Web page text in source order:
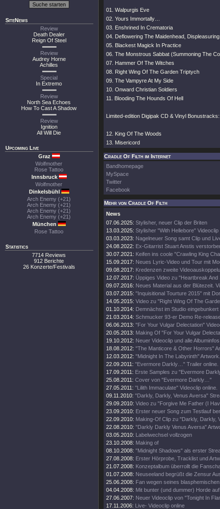
SiteNews
Review
Death Dealer
Reign Of Steel
Review
Audrey Horne
Achilles
Special
In Extremo
Review
North Sea Echoes
How To Cast A Shadow
Review
Ignition
All Will Die
Upcoming Live
Graz
Wolfmother
Rose Tattoo
Innsbruck
Wolfmother
Dinkelsbühl
Arch Enemy (+21)
Arch Enemy (+21)
Arch Enemy (+21)
Arch Enemy (+21)
München
Rose Tattoo
Statistics
7714 Reviews
912 Berichte
26 Konzerte/Festivals
01. Walpurgis Eve
02. Yours Immortally…
03. Enshrined In Crematoria
04. Deflowering The Maidenhead,
05. Blackest Magick In Practice
06. The Monstrous Sabbat (Summoning The
07. Hammer Of The Witches
08. Right Wing Of The Garden Triptych
09. The Vampyre At My Side
10. Onward Christian Soldiers
11. Blooding The Hounds Of Hell
Limited-edition Digipak CD & Vinyl Bonustracks:
12. King Of The Woods
13. Misericord
Cradle Of Filth im Internet
Bandhomepage
MySpace
Twitter
Facebook
Mehr von Cradle Of Filth
News
07.06.2025: Stylisher, neuer Clip der Briten
13.03.2025: Stylisher "With Hellebore" Videoclip
03.03.2023: Nagelneuer Song samt Clip und
24.08.2022: Ex-Gitarrist Stuart Anstis
30.07.2021: Keifen ins coole "Crawling King
15.09.2017: Neues Lyric-Video und Tour mit
09.08.2017: Kredenzen zweite
12.07.2017: Üppiges Video zu "Heartbreak And
09.07.2016: Neues Material aus der Blütezeit.
03.07.2015: "Inquisitional Tourture 2015" mit
14.05.2015: Video zu "Right Wing Of The
01.10.2014: Demnächst im Studio eingebunkert
21.03.2014: Schmucker 93-er Demo Re-
06.06.2013: "For Your Vulgar Delectation"
20.05.2013: Making Of "For Your Vulgar
19.10.2012: Neuer Videoclip und alle
18.08.2012: "The Manticore & Other Horrors"
12.03.2012: "Midnight In The Labyrinth" Artwork.
22.09.2011: "Evermore Darkly…" Trailer online.
17.09.2011: Erste Samples zu "Evermore
25.08.2011: Cover von "Evermore Darkly…"
27.05.2011: "Lilith Immaculate" Videoclip online.
09.11.2010: "Darkly, Darkly, Venus Aversa"
29.09.2010: Video zu "Forgive Me Father (I
23.09.2010: Erster neuer Song zum Testlauf
22.09.2010: Making-Of Clip zu "Darkly, Darkly,
22.08.2010: "Darkly Darkly Venus Aversa"
03.05.2010: Labelwechsel vollzogen
23.10.2008: Making of
08.10.2008: "Midnight Shadows" als erster
27.08.2008: Erster Hörprobe, Tracklist und
21.07.2008: Konzeptalbum überrollt die
01.07.2008: Neuseeland begrüßt die Zensur
25.06.2008: Fan wegen seines
04.04.2008: Mit bunter (und dummer) Horde
27.06.2007: Neuer Videoclip von "Tonight In
17.11.2006: Live- Videoclip online